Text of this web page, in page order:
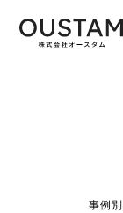
事例